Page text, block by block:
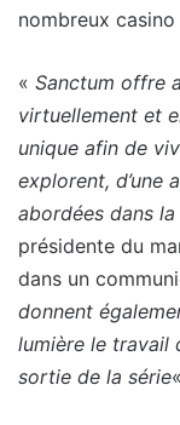
nombreux
« Sanctum offre
virtuellement et
unique afin de
explorent, d’une
abordées dans la
présidente du
dans un
donnent
lumière le travail
sortie de la série